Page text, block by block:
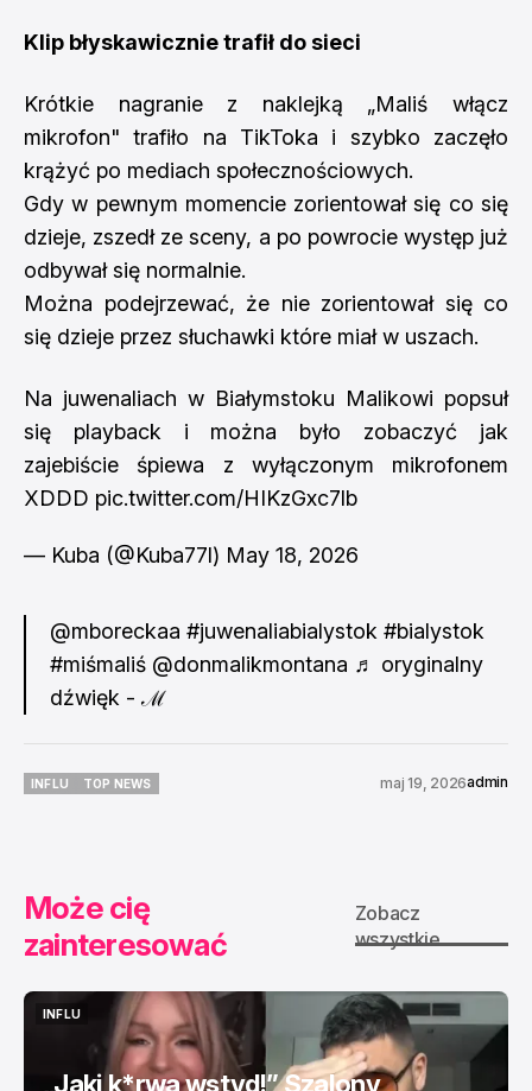
Klip błyskawicznie trafił do sieci
Krótkie nagranie z naklejką „Maliś włącz
mikrofon" trafiło na TikToka i szybko zaczęło
krążyć po mediach społecznościowych.
Gdy w pewnym momencie zorientował się co się
dzieje, zszedł ze sceny, a po powrocie występ już
odbywał się normalnie.
Można podejrzewać, że nie zorientował się co
się dzieje przez słuchawki które miał w uszach.
Na juwenaliach w Białymstoku Malikowi popsuł
się playback i można było zobaczyć jak
zajebiście śpiewa z wyłączonym mikrofonem
XDDD pic.twitter.com/HIKzGxc7lb
— Kuba (@Kuba77l) May 18, 2026
@mboreckaa #juwenaliabialystok #bialystok
#miśmaliś @donmalikmontana ♬ oryginalny
dźwięk - ℳ
INFLU
TOP NEWS
maj 19, 2026admin
Może cię
zainteresować
Zobacz
wszystkie
INFLU
„Jaki k*rwa wstyd!” Szalony